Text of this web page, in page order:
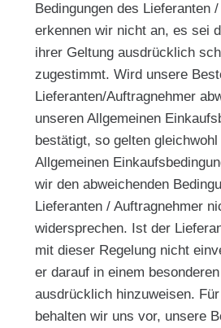
Bedingungen des Lieferanten
erkennen wir nicht an, es sei
ihrer Geltung ausdrücklich
zugestimmt. Wird unsere
Lieferanten/Auftragnehmer
unseren Allgemeinen
bestätigt, so gelten gleichwohl
Allgemeinen
wir den abweichenden
Lieferanten / Auftragnehmer
widersprechen. Ist der
mit dieser Regelung nicht
er darauf in einem
ausdrücklich hinzuweisen.
behalten wir uns vor, unsere